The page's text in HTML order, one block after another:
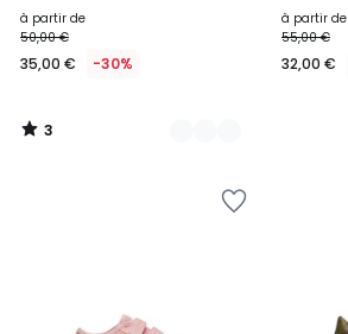
à partir de
50,00 €
35,00 € -30%
3
/
à partir de
55,00 €
32,00 €